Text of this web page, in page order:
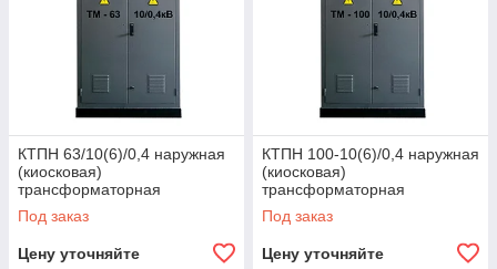
КТПН 63/10(6)/0,4 наружная
(киосковая)
трансформаторная
подстанция
Под заказ
Цену уточняйте
КТПН 100-10(6)/0,4 наружная
(киосковая)
трансформаторная
подстанция
Под заказ
Цену уточняйте